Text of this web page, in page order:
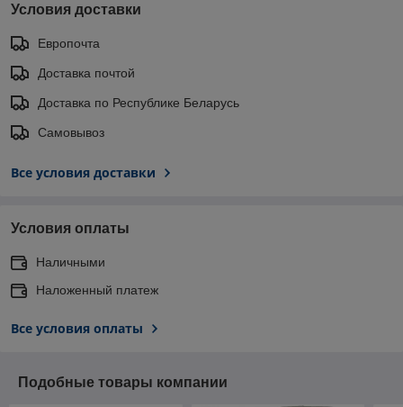
Условия доставки
Европочта
Доставка почтой
Доставка по Республике Беларусь
Самовывоз
Все условия доставки
Условия оплаты
Наличными
Наложенный платеж
Все условия оплаты
Подобные товары компании